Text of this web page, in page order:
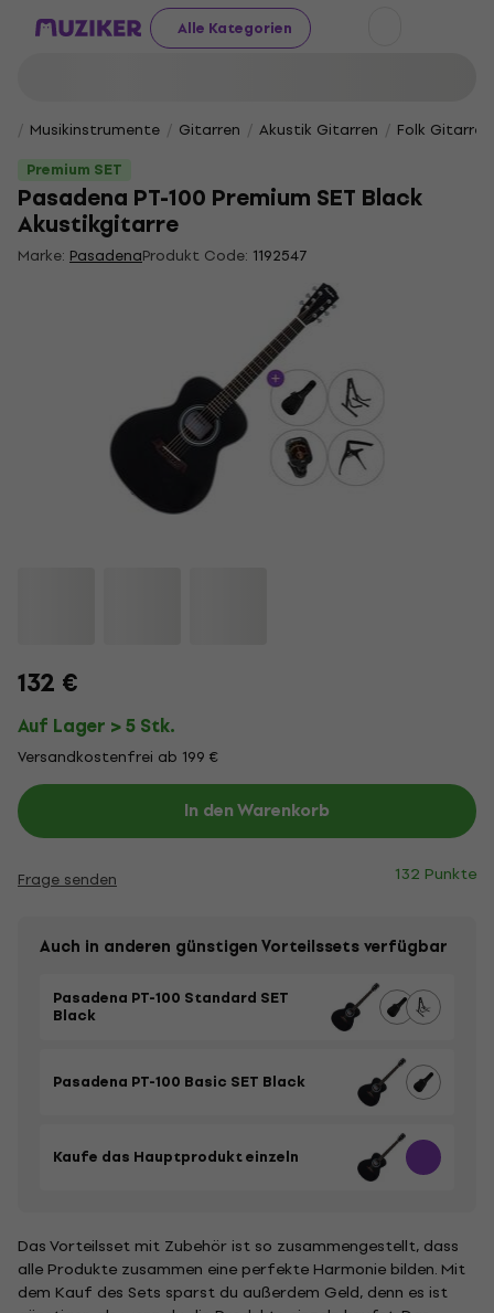
Alle Kategorien
Musikinstrumente Gitarren Akustik Gitarren
Folk Gitarren
Premium SET
Pasadena PT-100 Premium SET Black
Akustikgitarre
Marke: PasadenaProdukt Code: 1192547
132 €
Auf Lager > 5 Stk.
Versandkostenfrei ab 199 €
In den Warenkorb
Frage senden 132 Punkte
Auch in anderen günstigen Vorteilssets verfügbar
Pasadena PT-100 Standard SET
Black
Pasadena PT-100 Basic SET Black
Kaufe das Hauptprodukt einzeln
Das Vorteilsset mit Zubehör ist so zusammengestellt, dass
alle Produkte zusammen eine perfekte Harmonie bilden. Mit
dem Kauf des Sets sparst du außerdem Geld, denn es ist